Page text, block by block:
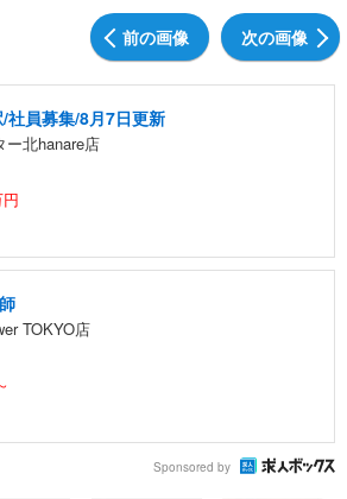
前の画像 次の画像
社員募集/8月7日更新
ー北hanare店
TOKYO店
Sponsored by